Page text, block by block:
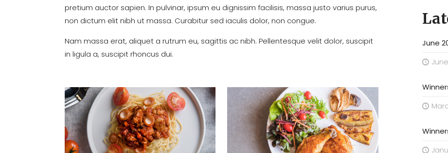
pretium auctor sapien. In pulvinar, ipsum eu dignissim facilisis, massa justo varius purus,
non dictum elit nibh ut massa. Curabitur sed iaculis dolor, non congue.
Nam massa erat, aliquet a rutrum eu, sagittis ac nibh. Pellentesque velit dolor, suscipit
in ligula a, suscipit rhoncus dui.
June